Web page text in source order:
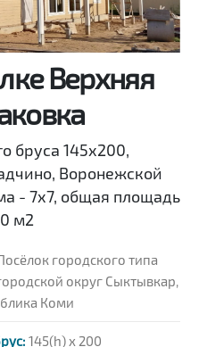
Верхняя
бруса 145х200,
Воронежской
- 7х7, общая площадь
м2
городского типа
округ Сыктывкар,
Коми
145(h) x 200